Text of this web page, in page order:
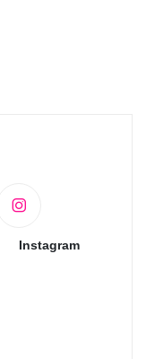
Instagram